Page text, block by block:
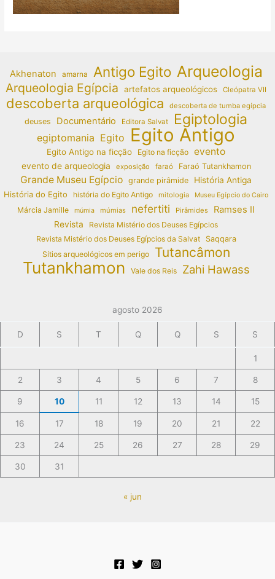
Akhenaton amarna Antigo Egito Arqueologia
Arqueologia Egípcia artefatos arqueológicos Cleópatra VII
descoberta arqueológica descoberta de tumba egípcia
deuses Documentário Editora Salvat Egiptologia
egiptomania Egito Egito Antigo
Egito Antigo na ficção Egito na ficção evento
evento de arqueologia exposição faraó Faraó Tutankhamon
Grande Museu Egípcio grande pirâmide
História Antiga
História do Egito
história do Egito Antigo mitologia Museu Egípcio do Cairo
Márcia Jamille múmia múmias nefertiti Pirâmides Ramses II
Revista
Revista Mistério dos Deuses Egípcios
Revista Mistério dos Deuses Egípcios da Salvat
Saqqara
Sítios arqueológicos em perigo
Tutancâmon
Tutankhamon Vale dos Reis Zahi Hawass
agosto 2026
D S T Q Q S S
1
2 3 4 5 6 7 8
9 10 11 12 13 14 15
16 17 18 19 20 21 22
23 24 25 26 27 28 29
30 31
« jun